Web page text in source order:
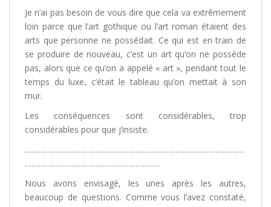
Je n’ai pas besoin de vous dire que cela va extrêmement
loin parce que l’art gothique ou l’art roman étaient des
arts que personne ne possédait. Ce qui est en train de
se produire de nouveau, c’est un art qu’on ne possède
pas, alors que ce qu’on a appelé « art », pendant tout le
temps du luxe, c’était le tableau qu’on mettait à son
mur.
Les conséquences sont considérables, trop
considérables pour que j’insiste.
………………………………………………………………………………………
…………………………………………………….
Nous avons envisagé, les unes après les autres,
beaucoup de questions. Comme vous l’avez constaté,